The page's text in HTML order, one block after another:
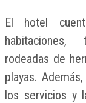
El hotel
habitaciones,
rodeadas de
playas.
los servicios y